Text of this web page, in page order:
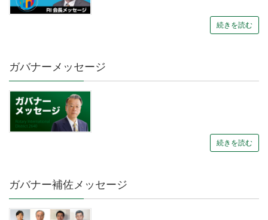
続きを読む
ガバナーメッセージ
続きを読む
ガバナー補佐メッセージ